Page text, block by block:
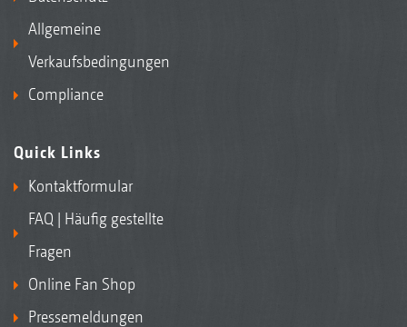
Allgemeine
Verkaufsbedingungen
Compliance
Quick Links
Kontaktformular
FAQ | Häufig gestellte
Fragen
Online Fan Shop
Pressemeldungen